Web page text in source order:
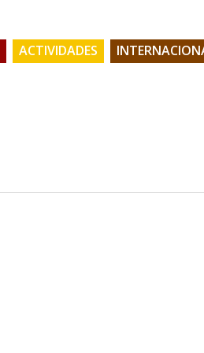
ACTIVIDADES